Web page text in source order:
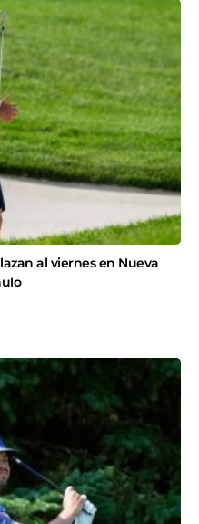
al viernes en Nueva